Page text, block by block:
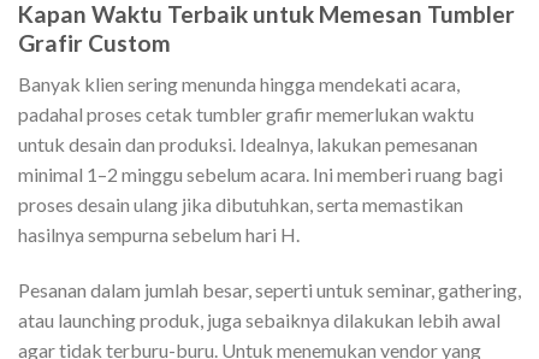
Kapan Waktu Terbaik untuk Memesan Tumbler
Grafir Custom
Banyak klien sering menunda hingga mendekati acara,
padahal proses cetak tumbler grafir memerlukan waktu
untuk desain dan produksi. Idealnya, lakukan pemesanan
minimal 1–2 minggu sebelum acara. Ini memberi ruang bagi
proses desain ulang jika dibutuhkan, serta memastikan
hasilnya sempurna sebelum hari H.
Pesanan dalam jumlah besar, seperti untuk seminar, gathering,
atau launching produk, juga sebaiknya dilakukan lebih awal
agar tidak terburu-buru. Untuk menemukan vendor yang